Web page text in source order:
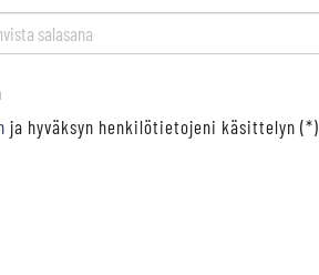
ja hyväksyn henkilötietojeni käsittelyn (*)